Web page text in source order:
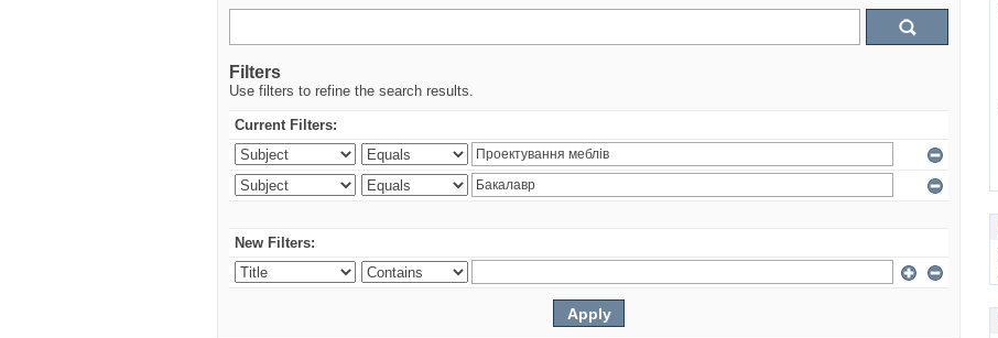
Filters
Use filters to refine the search results.
Current Filters:
New Filters: